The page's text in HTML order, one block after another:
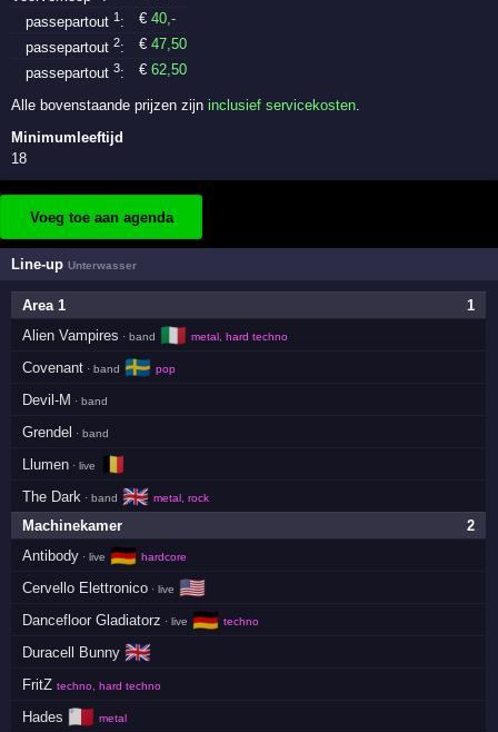
passepartout1 : €40 ,-
passepartout2: €47 ,50
passepartout3: €62 ,50
Alle bovenstaande prijzen zijninclusief servicekosten.
Minimumleeftijd
18
Voeg toe aan agenda
Line-upUnterwasser
1
Area 1
Alien Vampires · band 🇮🇹 metal, hard techno
Covenant · band 🇸🇪 pop
Devil-M · band
Grendel · band
Llumen · live 🇧🇪
The Dark · band 🇬🇧 metal, rock
2
Machinekamer
Antibody · live 🇩🇪 hardcore
Cervello Elettronico · live 🇺🇸
Dancefloor Gladiatorz · live 🇩🇪 techno
Duracell Bunny 🇬🇧
FritZ techno, hard techno
Hades 🇲🇹 metal